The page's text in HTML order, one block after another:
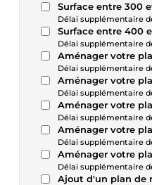
Surface entre 300
Délai supplémentaire
Surface entre 400
Délai supplémentaire
Aménager votre
Délai supplémentaire
Aménager votre
Délai supplémentaire
Aménager votre
Délai supplémentaire
Aménager votre
Délai supplémentaire
Aménager votre
Délai supplémentaire
Ajout d'un plan de